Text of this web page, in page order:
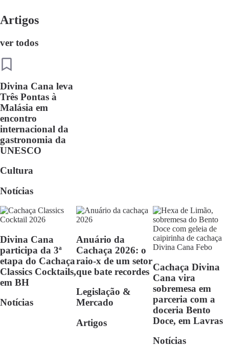
Artigos
ver todos
Divina Cana leva
Três Pontas à
Malásia em
encontro
internacional da
gastronomia da
UNESCO
Cultura
Notícias
Divina Cana
participa da 3ª
etapa do Cachaça
Classics Cocktails,
em BH
Notícias
Anuário da
Cachaça 2026: o
raio-x de um setor
que bate recordes
Legislação &
Mercado
Artigos
Cachaça Divina
Cana vira
sobremesa em
parceria com a
doceria Bento
Doce, em Lavras
Notícias